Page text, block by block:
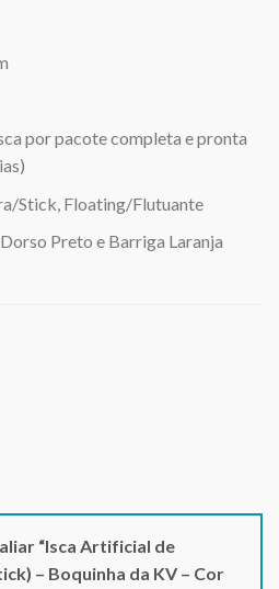
por pacote completa e pronta
Stick, Floating/Flutuante
Preto e Barriga Laranja
“Isca Artificial de
– Boquinha da KV – Cor